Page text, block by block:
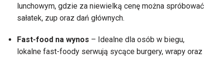
lunchowym, gdzie za niewielką cenę można spróbować
sałatek, zup oraz dań głównych.
Fast-food na wynos – Idealne dla osób w biegu,
lokalne fast-foody serwują sycące burgery, wrapy oraz